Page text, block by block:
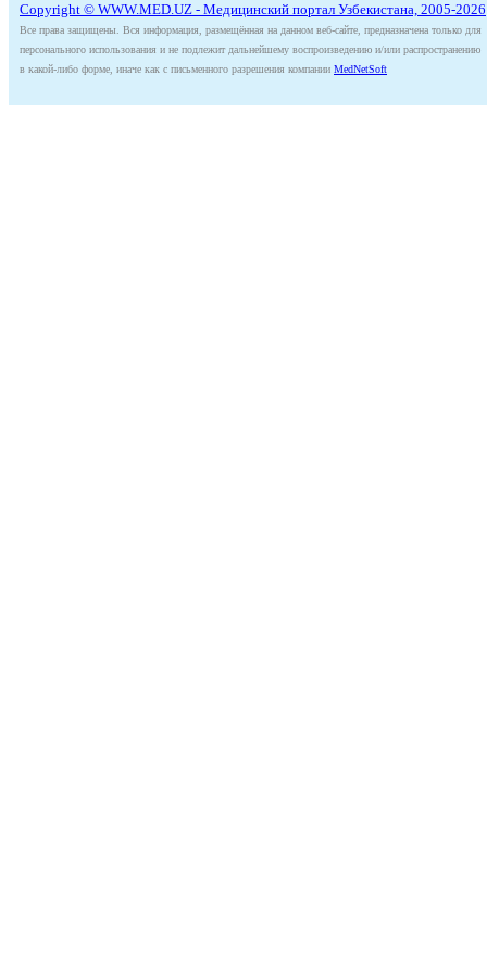
Copyright © WWW.MED.UZ - Медицинский портал Узбекистана, 2005-2026
Все права защищены. Вся информация, размещённая на данном веб-сайте, предназначена только для
персонального использования и не подлежит дальнейшему воспроизведению и/или распространению
в какой-либо форме, иначе как с письменного разрешения компании MedNetSoft